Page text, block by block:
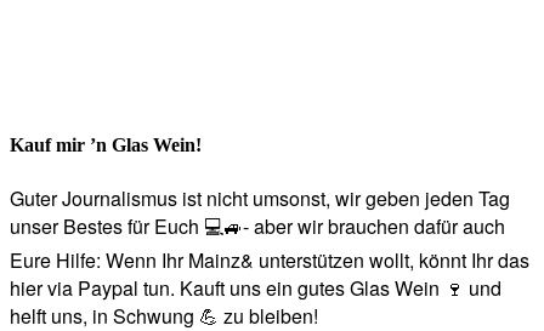
Kauf mir ’n Glas Wein!
Guter Journalismus ist nicht umsonst, wir geben jeden Tag
unser Bestes für Euch 💻🚙- aber wir brauchen dafür auch
Eure Hilfe: Wenn Ihr Mainz& unterstützen wollt, könnt Ihr das
hier via Paypal tun. Kauft uns ein gutes Glas Wein 🍷 und
helft uns, in Schwung 💪 zu bleiben!